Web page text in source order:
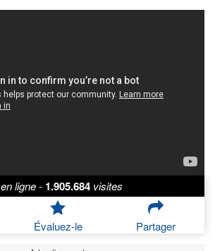
en ligne - 1.905.684 visites
Évaluez-le Partager